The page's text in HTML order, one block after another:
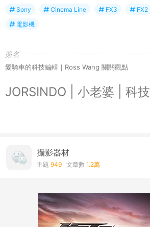
Sony Cinema Line FX3 FX2
電影機
簽名
愛騎車的科技編輯｜Ross Wang 關關觀點
JORSINDO | 小老婆 | 科技
攝影器材
主題 949 文章數 1.2萬